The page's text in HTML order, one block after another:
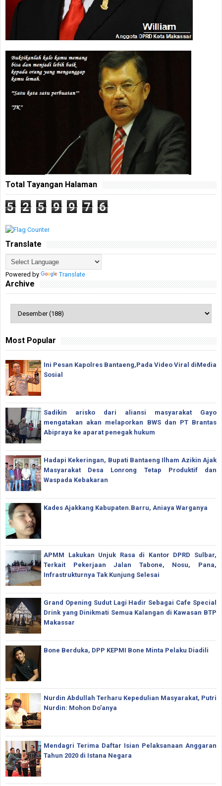
Total Tayangan Halaman
5 2 5 9 9 7 6
Translate
Powered by Translate
Archive
Most Popular
Ini Pesan Kapolres Bantaeng,Pada Video Viral diMedia
Sosial
Sadikin arisko dari aliansi masyarakat Gayo
mengatakan akan melaporkan BWS dan PT Brantas
Abipraya ke aparat penegak hukum
Hadapi Kekeringan, Bupati Bantaeng Ilham Azikin Ajak
Masyarakat Desa Lonrong Tetap Produktif dan
Waspada Kebakaran
Kades Ajakkang Kabupaten.Barru, Aniaya Warganya
APMM Lakukan Unjuk Rasa di Kantor DPRD Sulbar,
Terkait Pekerjaan Jalan Tabone, Nosu, Pana,
Infrastrukturnya Tak Kunjung Selesai
Grand Opening Sudut Lagi Hadir Sebagai Cafe Special
Drink yang Dinikmati Semua Kalangan di Kawasan BTP
Makassar
Bone Berduka, DPP KEPMI Bone Minta Pelaku Diadili
Nurdin Abdullah Terharu Kepedulian Masyarakat, Putri
Nurdin: Mohon Do'anya
Mendagri Terima Daftar Isian Pelaksanaan Anggaran
Tahun 2020 di Istana Negara